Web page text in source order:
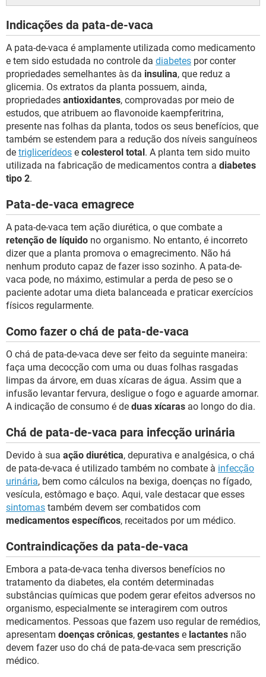
Indicações da pata-de-vaca
A pata-de-vaca é amplamente utilizada como medicamento
e tem sido estudada no controle da diabetes por conter
propriedades semelhantes às da insulina, que reduz a
glicemia. Os extratos da planta possuem, ainda,
propriedades antioxidantes, comprovadas por meio de
estudos, que atribuem ao flavonoide kaempferitrina,
presente nas folhas da planta, todos os seus benefícios, que
também se estendem para a redução dos níveis sanguíneos
de triglicerídeos e colesterol total. A planta tem sido muito
utilizada na fabricação de medicamentos contra a diabetes
tipo 2.
Pata-de-vaca emagrece
A pata-de-vaca tem ação diurética, o que combate a
retenção de líquido no organismo. No entanto, é incorreto
dizer que a planta promova o emagrecimento. Não há
nenhum produto capaz de fazer isso sozinho. A pata-de-
vaca pode, no máximo, estimular a perda de peso se o
paciente adotar uma dieta balanceada e praticar exercícios
físicos regularmente.
Como fazer o chá de pata-de-vaca
O chá de pata-de-vaca deve ser feito da seguinte maneira:
faça uma decocção com uma ou duas folhas rasgadas
limpas da árvore, em duas xícaras de água. Assim que a
infusão levantar fervura, desligue o fogo e aguarde amornar.
A indicação de consumo é de duas xícaras ao longo do dia.
Chá de pata-de-vaca para infecção urinária
Devido à sua ação diurética, depurativa e analgésica, o chá
de pata-de-vaca é utilizado também no combate à infecção
urinária, bem como cálculos na bexiga, doenças no fígado,
vesícula, estômago e baço. Aqui, vale destacar que esses
sintomas também devem ser combatidos com
medicamentos específicos, receitados por um médico.
Contraindicações da pata-de-vaca
Embora a pata-de-vaca tenha diversos benefícios no
tratamento da diabetes, ela contém determinadas
substâncias químicas que podem gerar efeitos adversos no
organismo, especialmente se interagirem com outros
medicamentos. Pessoas que fazem uso regular de remédios,
apresentam doenças crônicas, gestantes e lactantes não
devem fazer uso do chá de pata-de-vaca sem prescrição
médico.